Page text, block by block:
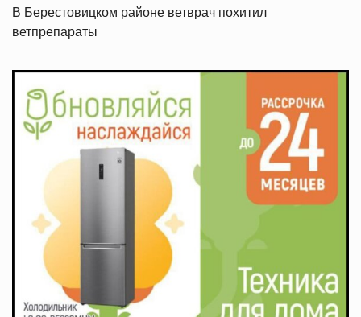
В Берестовицком районе ветврач похитил
ветпрепараты